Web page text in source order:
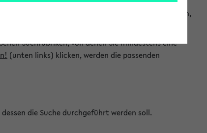
und so gezielt die Veranstaltungen heraussuchen,
Suchrubriken, von denen Sie mindestens eine
(unten links) klicken, werden die passenden
die Suche durchgeführt werden soll.